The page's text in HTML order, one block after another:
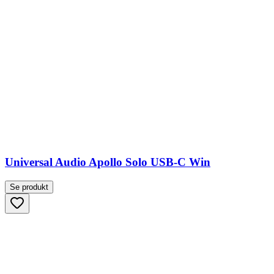
Universal Audio Apollo Solo USB-C Win
Se produkt